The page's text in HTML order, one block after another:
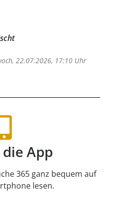
22.07.2026, 17:10 Uhr
App
365 ganz bequem auf
lesen.